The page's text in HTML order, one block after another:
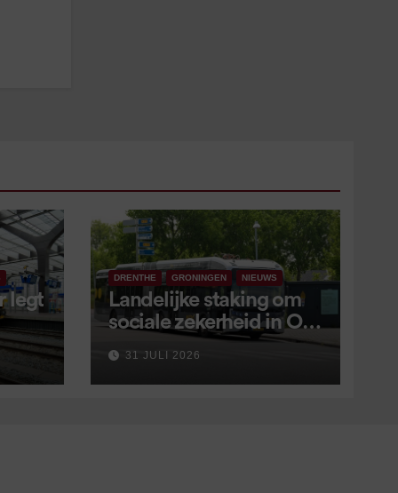
legt
DRENTHE GRONINGEN NIEUWS
Landelijke staking om
sociale zekerheid in OV
aangekondigd voor 9
september
31 JULI 2026